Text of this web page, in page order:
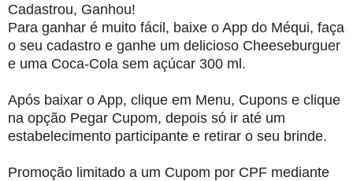
Cadastrou, Ganhou!
Para ganhar é muito fácil, baixe o App do Méqui, faça
o seu cadastro e ganhe um delicioso Cheeseburguer
e uma Coca-Cola sem açúcar 300 ml.
Após baixar o App, clique em Menu, Cupons e clique
na opção Pegar Cupom, depois só ir até um
estabelecimento participante e retirar o seu brinde.
Promoção limitado a um Cupom por CPF mediante